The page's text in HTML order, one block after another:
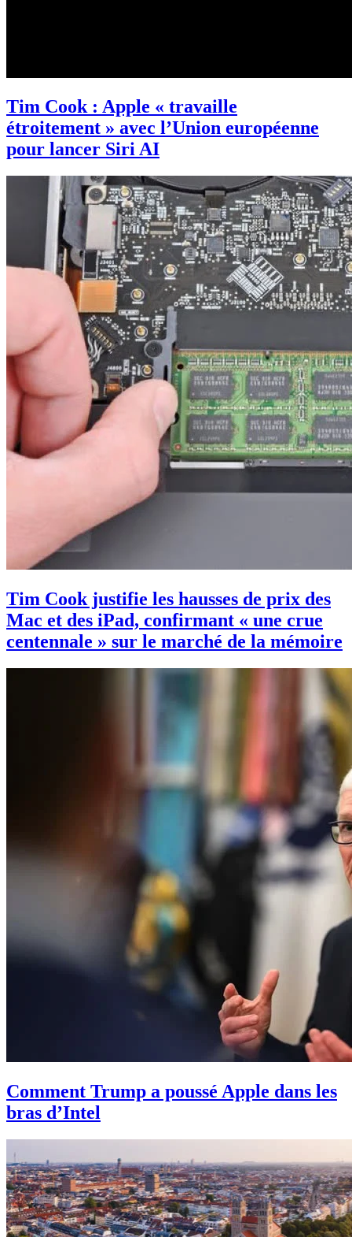
Tim Cook : Apple « travaille
étroitement » avec l’Union européenne
pour lancer Siri AI
Tim Cook justifie les hausses de prix des
Mac et des iPad, confirmant « une crue
centennale » sur le marché de la mémoire
Comment Trump a poussé Apple dans les
bras d’Intel